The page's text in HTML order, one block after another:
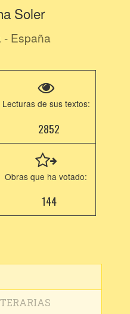
Soler
España
Lecturas de sus textos:
2852
Obras que ha votado:
144